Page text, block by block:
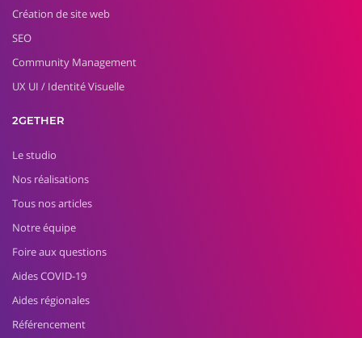
Création de site web
SEO
Community Management
UX UI / Identité Visuelle
2GETHER
Le studio
Nos réalisations
Tous nos articles
Notre équipe
Foire aux questions
Aides COVID-19
Aides régionales
Référencement